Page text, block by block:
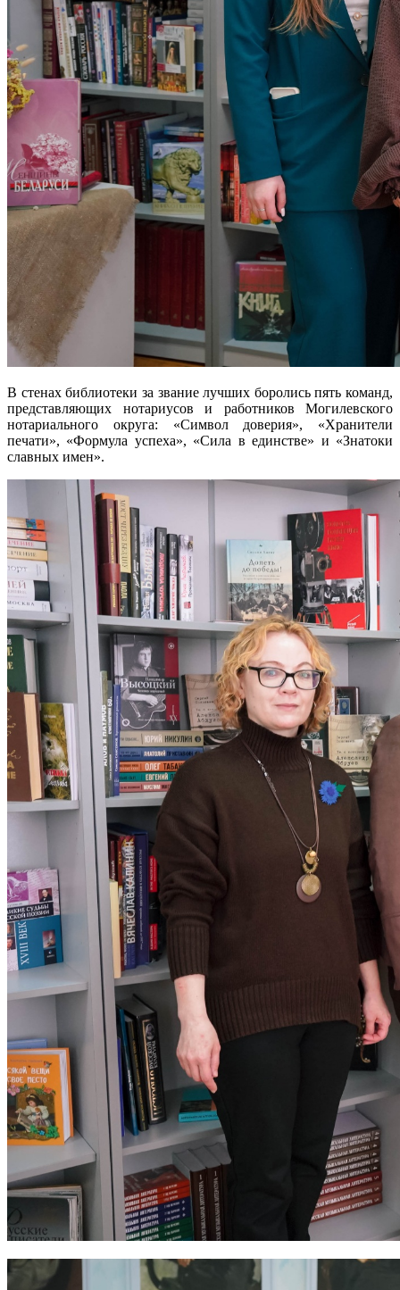
В стенах библиотеки за звание лучших боролись пять команд,
представляющих нотариусов и работников Могилевского
нотариального округа: «Символ доверия», «Хранители
печати», «Формула успеха», «Сила в единстве» и «Знатоки
славных имен».